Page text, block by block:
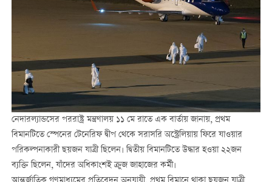
নেদারল্যান্ডসের পররাষ্ট্র মন্ত্রণালয় ১১ মে রাতে এক বার্তায় জানায়, প্রথম
বিমানটিতে স্পেনের টেনেরিফ দ্বীপ থেকে সরাসরি অস্ট্রেলিয়ায় ফিরে যাওয়ার
পরিকল্পনাকারী ছয়জন যাত্রী ছিলেন। দ্বিতীয় বিমানটিতে উদ্ধার হওয়া ২২জন
ব্যক্তি ছিলেন, যাঁদের অধিকাংশই ক্রুজ জাহাজের কর্মী।